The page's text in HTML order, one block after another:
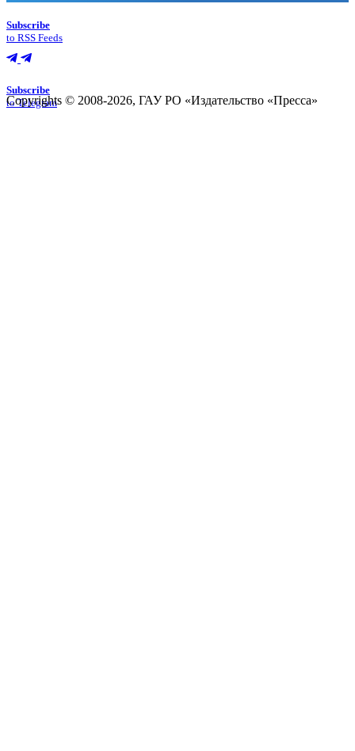
Subscribe
to RSS Feeds
Subscribe
to Telegram
Copyrights © 2008-2026, ГАУ РО «Издательство «Пресса»